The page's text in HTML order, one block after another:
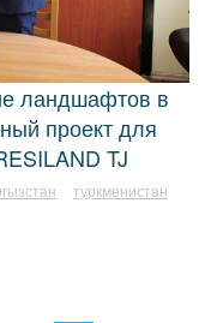
ландшафтов в
проект для
TJ
туркменистан